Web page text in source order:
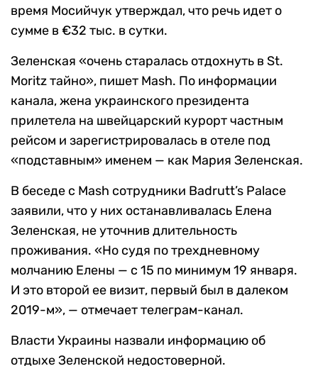
время Мосийчук утверждал, что речь идет о
сумме в €32 тыс. в сутки.
Зеленская «очень старалась отдохнуть в St.
Moritz тайно», пишет Mash. По информации
канала, жена украинского президента
прилетела на швейцарский курорт частным
рейсом и зарегистрировалась в отеле под
«подставным» именем — как Мария Зеленская.
В беседе с Mash сотрудники Badrutt’s Palace
заявили, что у них останавливалась Елена
Зеленская, не уточнив длительность
проживания. «Но судя по трехдневному
молчанию Елены — с 15 по минимум 19 января.
И это второй ее визит, первый был в далеком
2019-м», — отмечает телеграм-канал.
Власти Украины назвали информацию об
отдыхе Зеленской недостоверной.